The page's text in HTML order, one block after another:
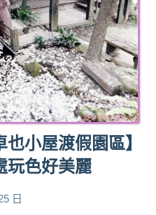
小屋渡假園區】
玩色好美麗
日